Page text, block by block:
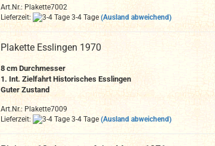
Art.Nr.: Plakette7002
Lieferzeit:
3-4 Tage (Ausland abweichend)
Plakette Esslingen 1970
8 cm Durchmesser
1. Int. Zielfahrt Historisches Esslingen
Guter Zustand
Art.Nr.: Plakette7009
Lieferzeit:
3-4 Tage (Ausland abweichend)